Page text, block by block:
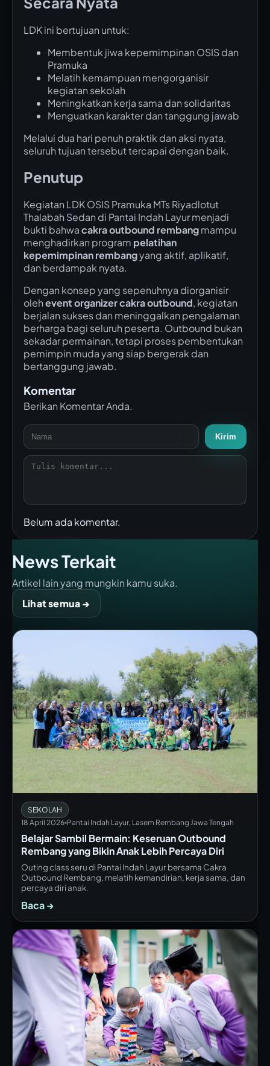
LDK ini bertujuan untuk:
Membentuk jiwa kepemimpinan OSIS dan
Pramuka
Melatih kemampuan mengorganisir
kegiatan sekolah
Meningkatkan kerja sama dan solidaritas
Menguatkan karakter dan tanggung jawab
Melalui dua hari penuh praktik dan aksi nyata,
seluruh tujuan tersebut tercapai dengan baik.
Penutup
Kegiatan LDK OSIS Pramuka MTs Riyadlotut
Thalabah Sedan di Pantai Indah Layur menjadi
bukti bahwacakra outbound rembangmampu
menghadirkan program pelatihan
kepemimpinan rembangyang aktif, aplikatif,
dan berdampak nyata.
Dengan konsep yang sepenuhnya diorganisir
olehevent organizer cakra outbound, kegiatan
berjalan sukses dan meninggalkan pengalaman
berharga bagi seluruh peserta. Outbound bukan
sekadar permainan, tetapi proses pembentukan
pemimpin muda yang siap bergerak dan
bertanggung jawab.
Komentar
Berikan Komentar Anda.
Kirim
Belum ada komentar.
News Terkait
Artikel lain yang mungkin kamu suka.
Lihat semua →
SEKOLAH
18 April 2026 Pantai Indah Layur, Lasem Rembang Jawa Tengah
Belajar Sambil Bermain: Keseruan Outbound
Rembang yang Bikin Anak Lebih Percaya Diri
Outing class seru di Pantai Indah Layur bersama Cakra
Outbound Rembang, melatih kemandirian, kerja sama, dan
percaya diri anak.
Baca →